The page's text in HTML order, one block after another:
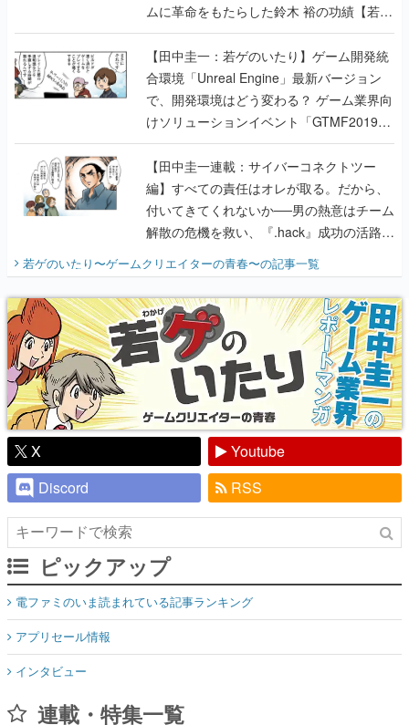
ムに革命をもたらした鈴木 裕の功績【若ゲ
のいたり】
【田中圭一：若ゲのいたり】ゲーム開発統
合環境「Unreal Engine」最新バージョン
で、開発環境はどう変わる？ ゲーム業界向
けソリューションイベント「GTMF2019」
に行って、より理解を深めよう【PR】
【田中圭一連載：サイバーコネクトツー
編】すべての責任はオレが取る。だから、
付いてきてくれないか──男の熱意はチーム
解散の危機を救い、『.hack』成功の活路を
開く。業界の快男児・松山 洋に流れる血は
『少年ジャンプ』色だった【若ゲのいた
り】
若ゲのいたり〜ゲームクリエイターの青春〜の記事一覧
X
Youtube
Discord
RSS
ピックアップ
電ファミのいま読まれている記事ランキング
アプリセール情報
インタビュー
連載・特集一覧